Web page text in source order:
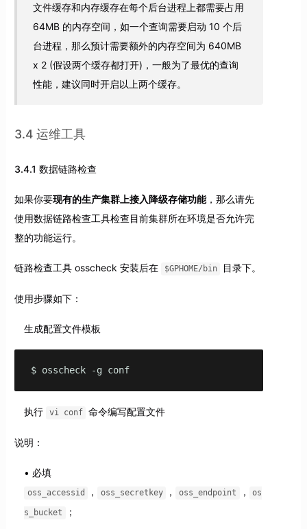
文件缓存和内存缓存在每个后台进程上都需要占用
64MB 的内存空间，如一个查询需要启动 10 个后
台进程，那么预计需要额外的内存空间为 640MB
x 2 (假设两个缓存都打开)，一般为了最优的查询
性能，建议同时开启以上两个缓存。
3.4 运维工具
3.4.1 数据链路检查
如果你要现有的生产集群上接入降级存储功能，那么请先
使用数据链路检查工具检查目前集群所在环境是否允许完
整的功能运行。
链路检查工具 osscheck 安装后在 $GPHOME/bin 目录下。
使用步骤如下：
生成配置文件模板
$ osscheck -g conf
执行 vi conf 命令编写配置文件
说明：
必填
oss_accessid ， oss_secretkey ， oss_endpoint ， os
s_bucket ；